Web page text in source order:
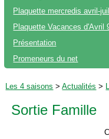
Plaquette mercredis avril-
Plaquette Vacances d'Avril
Présentation
Promeneurs du net
Les 4 saisons >Actualités >
Sortie Famille